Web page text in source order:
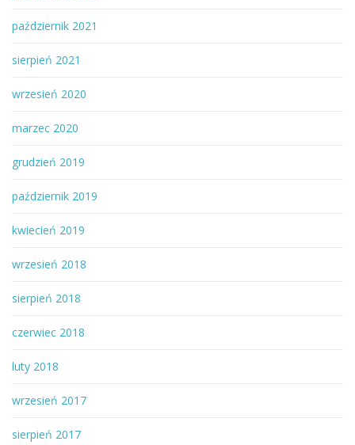
październik 2021
sierpień 2021
wrzesień 2020
marzec 2020
grudzień 2019
październik 2019
kwiecień 2019
wrzesień 2018
sierpień 2018
czerwiec 2018
luty 2018
wrzesień 2017
sierpień 2017